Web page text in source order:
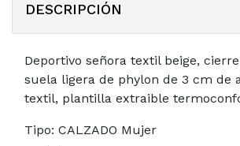
DESCRIPCIÓN
Deportivo señora textil beige,
suela ligera de phylon de 3 cm de
textil, plantilla extraible
Tipo: CALZADO Mujer